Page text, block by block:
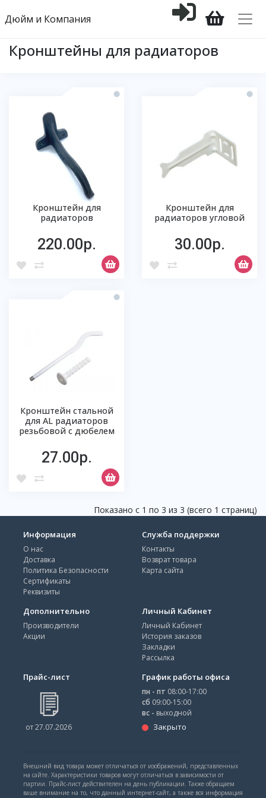
Дюйм и Компания
Кронштейны для радиаторов
Кронштейн для
радиаторов
220.00р.
Кронштейн для
радиаторов угловой
30.00р.
Кронштейн стальной
для AL радиаторов
резьбовой с дюбелем
27.00р.
Показано с 1 по 3 из 3 (всего 1 страниц)
Информация
О нас
Доставка
Политика Безопасности
Сертификаты
Реквизиты
Служба поддержки
Контакты
Возврат товара
Карта сайта
Дополнительно
Производители
Акции
Личный Кабинет
Личный Кабинет
История заказов
Закладки
Рассылка
Прайс-лист
от 27.07.2026
График работы офиса
пн - пт 08:00-17:00
сб 09:00-15:00
вс - выходной
Закрыто
Внешний вид товара может отличаться от изображений, представленных
на сайте. Характеристики товаров могут отличаться в зависимости от
партии. Прайс-лист действителен на день публикации. Также обращаем
ваше внимание на то, что данный интернет-сайт, а также вся информация